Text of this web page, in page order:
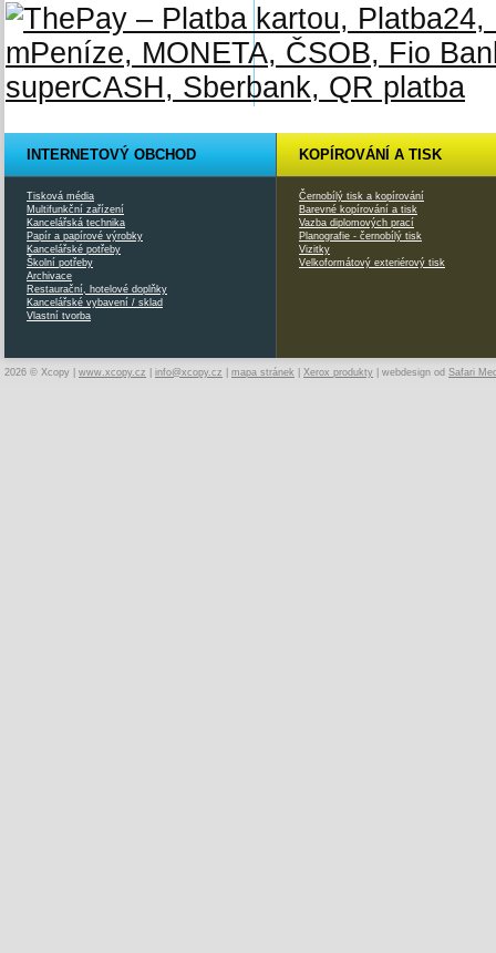
INTERNETOVÝ OBCHOD
Tisková média
Multifunkční zařízení
Kancelářská technika
Papír a papírové výrobky
Kancelářské potřeby
Školní potřeby
Archivace
Restaurační, hotelové doplňky
Kancelářské vybavení / sklad
Vlastní tvorba
KOPÍROVÁNÍ A TISK
Černobílý tisk a kopírování
Barevné kopírování a tisk
Vazba diplomových prací
Planografie - černobílý tisk
Vizitky
Velkoformátový exteriérový tisk
2026 © Xcopy | www.xcopy.cz info@xcopy.cz mapa stránek Xerox produkty | webdesign od Safari